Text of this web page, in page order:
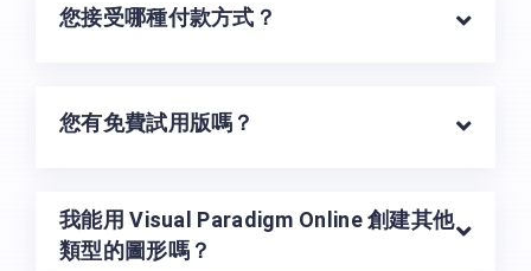
您接受哪種付款方式？
您有免費試用版嗎？
我能用 Visual Paradigm Online 創建其他
類型的圖形嗎？